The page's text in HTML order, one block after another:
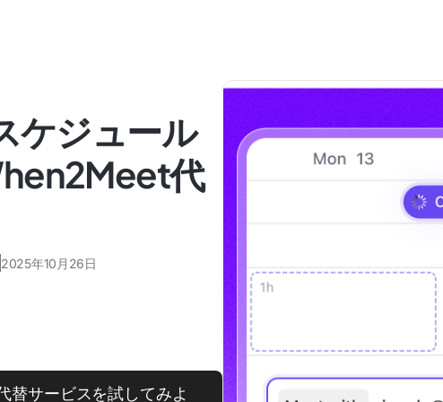
ケジュール
代
2025年10月26日
替サービスを試してみよ